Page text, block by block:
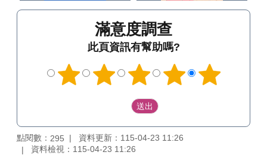
滿意度調查
此頁資訊有幫助嗎?
點閱數： 295
資料更新：115-04-23 11:26
資料檢視：115-04-23 11:26